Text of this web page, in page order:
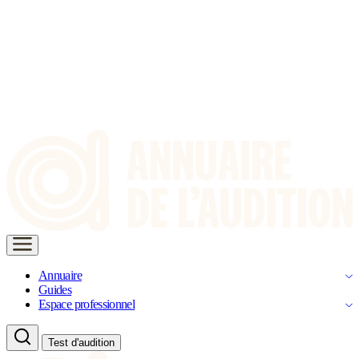
Annuaire
Guides
Espace professionnel
Test d'audition